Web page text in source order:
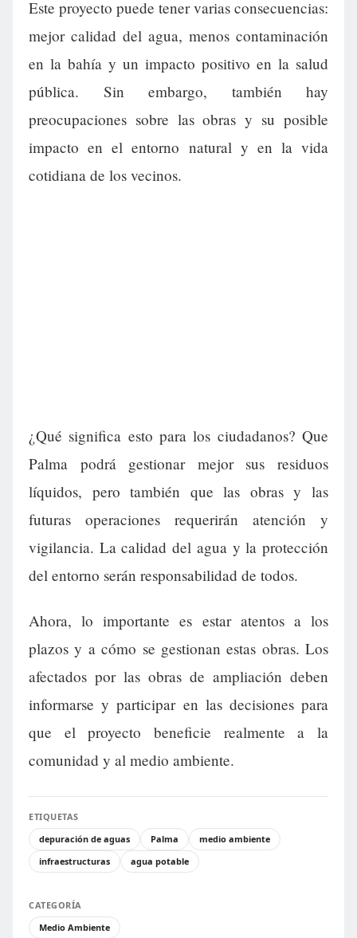
Este proyecto puede tener varias consecuencias:
mejor calidad del agua, menos contaminación
en la bahía y un impacto positivo en la salud
pública. Sin embargo, también hay
preocupaciones sobre las obras y su posible
impacto en el entorno natural y en la vida
cotidiana de los vecinos.
¿Qué significa esto para los ciudadanos? Que
Palma podrá gestionar mejor sus residuos
líquidos, pero también que las obras y las
futuras operaciones requerirán atención y
vigilancia. La calidad del agua y la protección
del entorno serán responsabilidad de todos.
Ahora, lo importante es estar atentos a los
plazos y a cómo se gestionan estas obras. Los
afectados por las obras de ampliación deben
informarse y participar en las decisiones para
que el proyecto beneficie realmente a la
comunidad y al medio ambiente.
ETIQUETAS
depuración de aguas
Palma
medio ambiente
infraestructuras
agua potable
CATEGORÍA
Medio Ambiente